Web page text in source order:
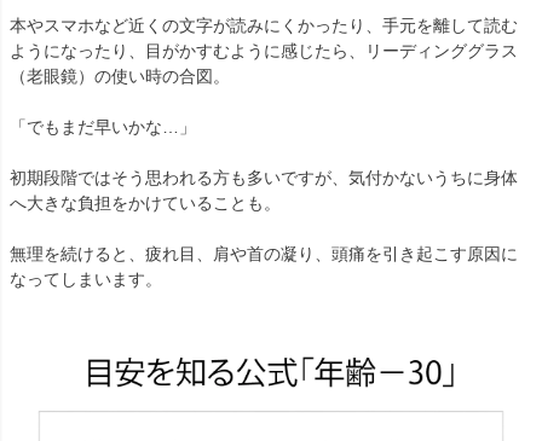
本やスマホなど近くの文字が読みにくかったり、手元を離して読む
ようになったり、目がかすむように感じたら、リーディンググラス
（老眼鏡）の使い時の合図。
「でもまだ早いかな…」
初期段階ではそう思われる方も多いですが、気付かないうちに身体
へ大きな負担をかけていることも。
無理を続けると、疲れ目、肩や首の凝り、頭痛を引き起こす原因に
なってしまいます。